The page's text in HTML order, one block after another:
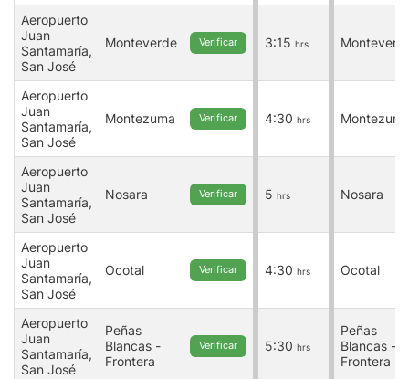
Aeropuerto
Juan
Santamaría,
San José
Monteverde Verificar 3:15 hrs
Aeropuerto
Juan
Santamaría,
San José
Montezuma Verificar 4:30 hrs
Aeropuerto
Juan
Santamaría,
San José
Nosara Verificar 5 hrs Nosara
Aeropuerto
Juan
Santamaría,
San José
Ocotal Verificar 4:30 hrs Ocotal
Aeropuerto
Juan
Santamaría,
San José
Peñas
Blancas -
Frontera
Verificar 5:30 hrs
Peñas
Blancas -
Frontera